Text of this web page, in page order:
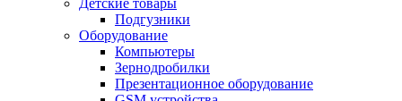
Детские товары
Подгузники
Оборудование
Компьютеры
Зернодробилки
Презентационное оборудование